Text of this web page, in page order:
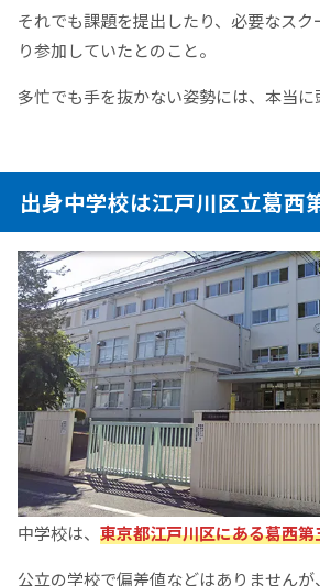
それでも課題を提出したり、必要なス
り参加していたとのこと。
多忙でも手を抜かない姿勢には、本当に
出身中学校は江戸川区立葛西
中学校は、 東京都江戸川区にある葛西第
公立の学校で偏差値などはありません